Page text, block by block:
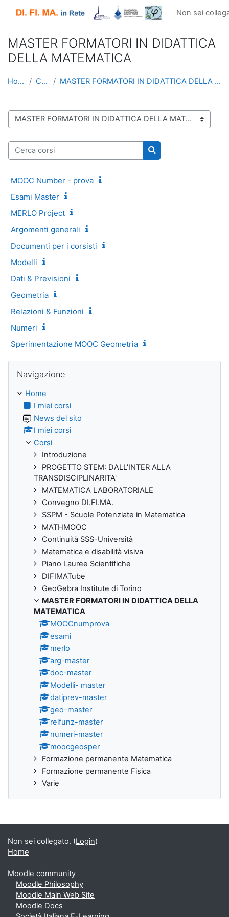
Non sei
MASTER FORMATORI IN DIDATTICA
DELLA MATEMATICA
Home Corsi MASTER FORMATORI IN DIDATTICA DELLA MATEMATICA
Categorie di corso
Cerca corsi
Cerca corsi
MOOC Number - prova
Esami Master
MERLO Project
Argomenti generali
Documenti per i corsisti
Modelli
Dati & Previsioni
Geometria
Relazioni & Funzioni
Numeri
Sperimentazione MOOC Geometria
Navigazione
Home
I miei corsi
News del sito
I miei corsi
Corsi
Introduzione
PROGETTO STEM: DALL'INTER ALLA
TRANSDISCIPLINARITA'
MATEMATICA LABORATORIALE
Convegno DI.FI.MA.
SSPM - Scuole Potenziate in Matematica
MATHMOOC
Continuità SSS-Università
Matematica e disabilità visiva
Piano Lauree Scientifiche
DIFIMATube
GeoGebra Institute di Torino
MASTER FORMATORI IN DIDATTICA DELLA
MATEMATICA
MOOCnumprova
esami
merlo
arg-master
doc-master
Modelli- master
datiprev-master
geo-master
relfunz-master
numeri-master
moocgeosper
Formazione permanente Matematica
Formazione permanente Fisica
Varie
Non sei collegato. (Login)
Home
Moodle community
Moodle Philosophy
Moodle Main Web Site
Moodle Docs